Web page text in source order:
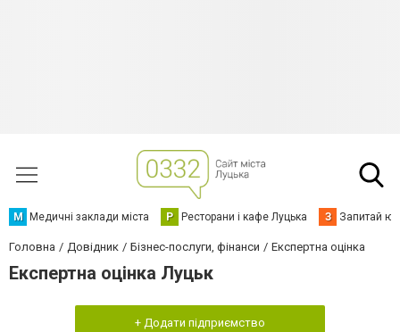
М Медичні заклади міста Р Ресторани і кафе Луцька З Запитай
Головна Довідник Бізнес-послуги, фінанси Експертна оцінка
Експертна оцінка Луцьк
+ Додати підприємство